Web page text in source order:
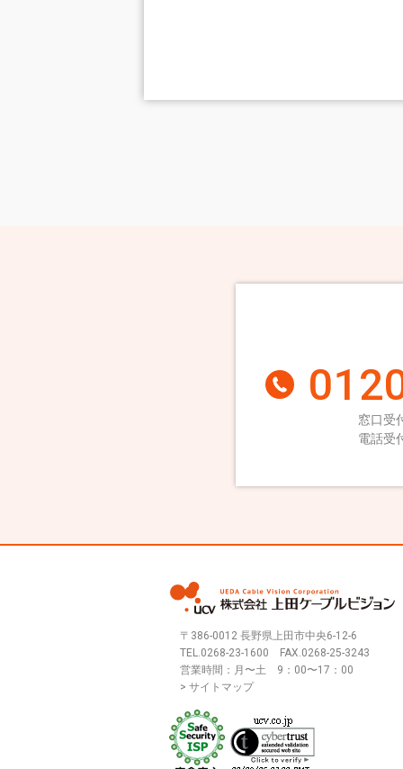
窓口受
電話受
〒386-0012 長野県上田市中央6-12-6
TEL.0268-23-1600 FAX.0268-25-3243
営業時間：月〜土 9：00〜17：00
> サイトマップ